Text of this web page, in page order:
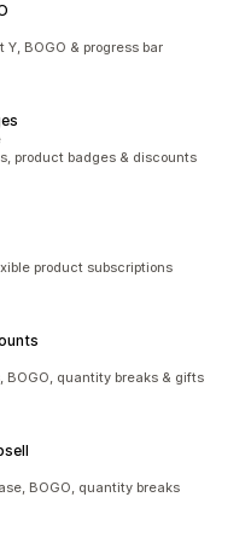
Y, BOGO & progress bar
product badges & discounts
product subscriptions
BOGO, quantity breaks & gifts
BOGO, quantity breaks